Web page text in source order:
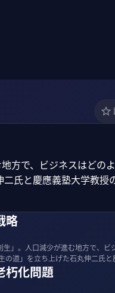
方で、ビジネスはどの
氏と慶應義塾大学教授
略
」。人口減少が進む地方で、
の道」を立ち上げた石丸伸二氏
朽化問題